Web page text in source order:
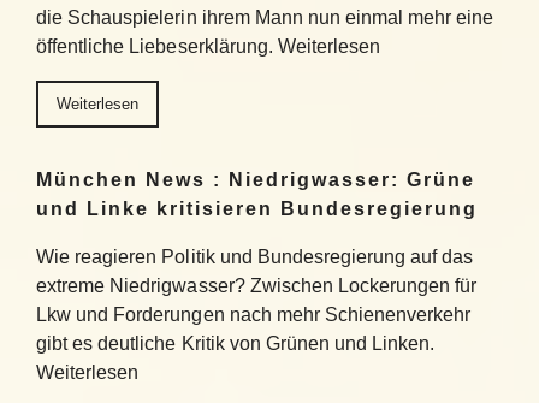
die Schauspielerin ihrem Mann nun einmal mehr eine
öffentliche Liebeserklärung. Weiterlesen
Weiterlesen
München News : Niedrigwasser: Grüne
und Linke kritisieren Bundesregierung
Wie reagieren Politik und Bundesregierung auf das
extreme Niedrigwasser? Zwischen Lockerungen für
Lkw und Forderungen nach mehr Schienenverkehr
gibt es deutliche Kritik von Grünen und Linken.
Weiterlesen